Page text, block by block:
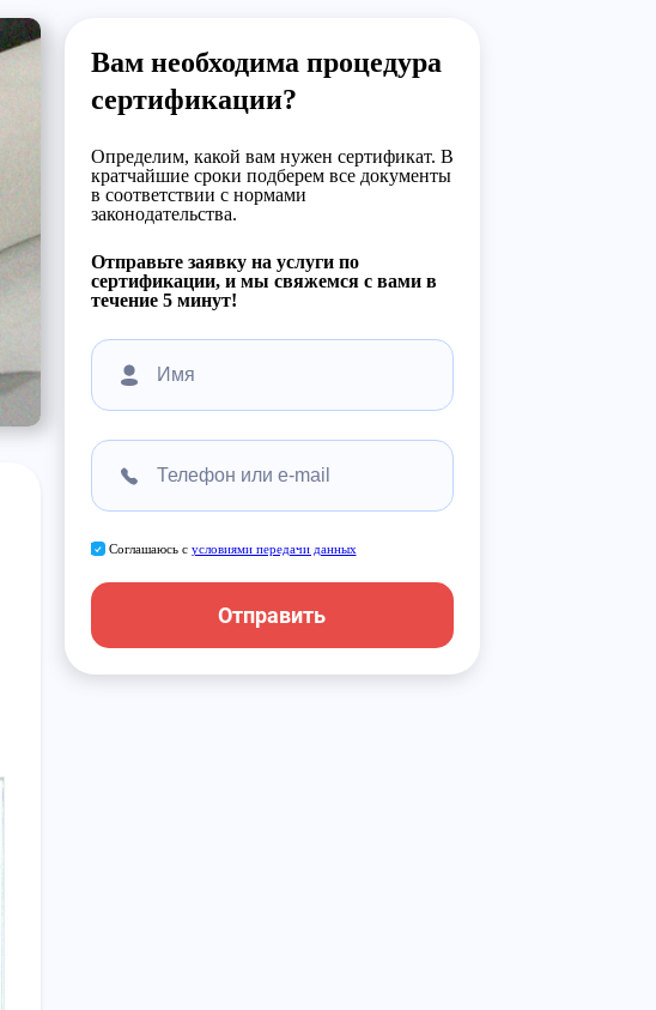
Вам необходима процедура
сертификации?
Определим, какой вам нужен сертификат. В
кратчайшие сроки подберем все документы
в соответствии с нормами
законодательства.
Отправьте заявку на услуги по
сертификации, и мы свяжемся с вами в
течение 5 минут!
Соглашаюсь с условиями передачи данных
Отправить